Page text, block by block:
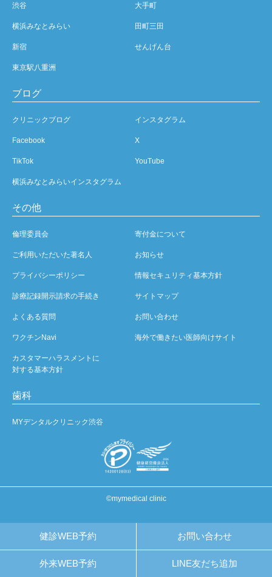
健診WEB予約 お問い合わせ
外来WEB予約 LINE友だち追加
渋谷 大手町
横浜みなとみらい 田町三田
新宿 せんげん台
東京駅八重洲
ブログ
クリニックブログ インスタグラム
Facebook X
TikTok YouTube
横浜みなとみらいインスタグラム
その他
倫理委員会 寄付金について
ご利用いただいた著名人 お知らせ
プライバシーポリシー 情報セキュリティ基本方針
診療記録開示請求の手続き サイトマップ
よくある質問 お問い合わせ
ワクチンNavi 海外で働きたい医師向けサイト
カスタマーハラスメントに
対する基本方針
歯科
MYデンタルクリニック渋谷
©mymedical clinic